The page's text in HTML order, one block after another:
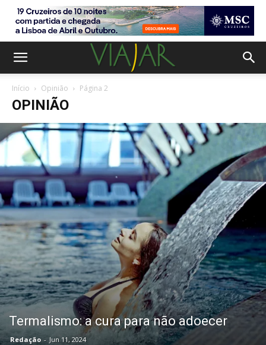
Início Opinião Página 2
OPINIÃO
Termalismo: a cura para não adoecer
Redação - Jun 11, 2024